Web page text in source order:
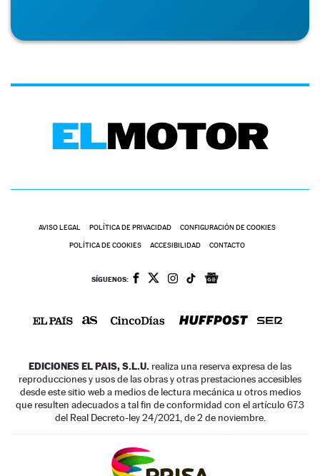
AVISO LEGAL POLÍTICA DE PRIVACIDAD CONFIGURACIÓN DE COOKIES
POLÍTICA DE COOKIES ACCESIBILIDAD CONTACTO
SÍGUENOS:
EDICIONES EL PAIS, S.L.U. realiza una reserva expresa de las
reproducciones y usos de las obras y otras prestaciones accesibles
desde este sitio web a medios de lectura mecánica u otros medios
que resulten adecuados a tal fin de conformidad con el artículo 67.3
del Real Decreto-ley 24/2021, de 2 de noviembre.